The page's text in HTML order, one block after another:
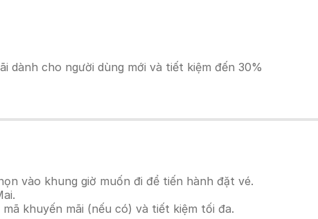
dành cho người dùng mới và tiết kiệm đến 30%
vào khung giờ muốn đi để tiến hành đặt vé.
khuyến mãi (nếu có) và tiết kiệm tối đa.